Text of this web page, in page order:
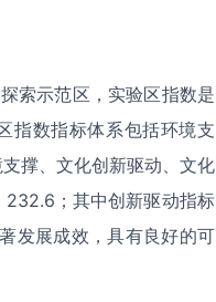
索示范区，实验区指数是
指数指标体系包括环境支
撑、文化创新驱动、文化
232.6；其中创新驱动指标
发展成效，具有良好的可